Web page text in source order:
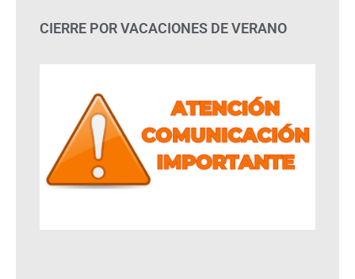
CIERRE POR VACACIONES DE VERANO